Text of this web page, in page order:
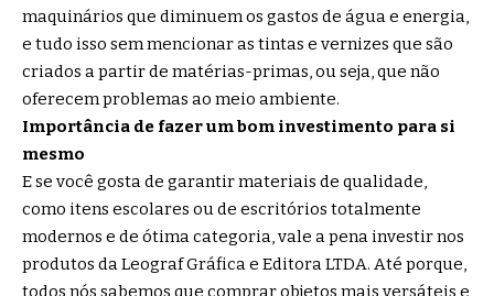
maquinários que diminuem os gastos de água e energia,
e tudo isso sem mencionar as tintas e vernizes que são
criados a partir de matérias-primas, ou seja, que não
oferecem problemas ao meio ambiente.
Importância de fazer um bom investimento para si
mesmo
E se você gosta de garantir materiais de qualidade,
como itens escolares ou de escritórios totalmente
modernos e de ótima categoria, vale a pena investir nos
produtos da Leograf Gráfica e Editora LTDA. Até porque,
todos nós sabemos que comprar objetos mais versáteis e